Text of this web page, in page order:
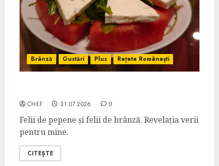
Brânză Gustări Plus Rețete Românești
CHEF 31.07.2026 0
Felii de pepene și felii de brânză. Revelația verii
pentru mine.
CITEȘTE